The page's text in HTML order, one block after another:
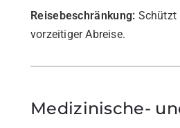
Reisebeschränkung: Schützt
vorzeitiger Abreise.
Medizinische-